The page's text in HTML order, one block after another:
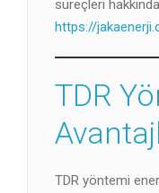
süreçleri
https://
TDR
TDR yöntemi